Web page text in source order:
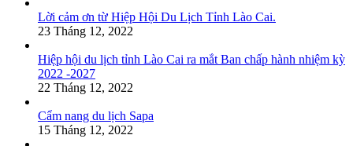
Lời cảm ơn từ Hiệp Hội Du Lịch Tỉnh Lào Cai.
23 Tháng 12, 2022
Hiệp hội du lịch tỉnh Lào Cai ra mắt Ban chấp hành nhiệm kỳ
2022 -2027
22 Tháng 12, 2022
Cẩm nang du lịch Sapa
15 Tháng 12, 2022